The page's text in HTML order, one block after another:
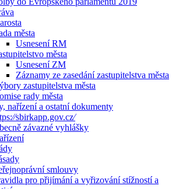
města
Usnesení RM
města
Usnesení ZM
Záznamy ze zasedání zastupitelstva města
zastupitelstva města
rady města
nařízení a ostatní dokumenty
závazné vyhlášky
smlouvy
pro přijímání a vyřizování stížností a